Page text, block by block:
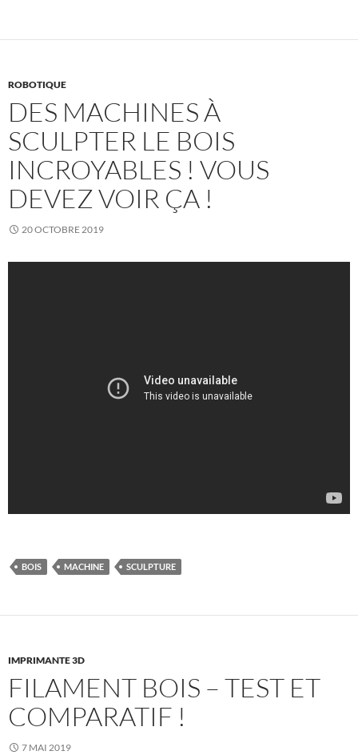
ROBOTIQUE
DES MACHINES À
SCULPTER LE BOIS
INCROYABLES ! VOUS
DEVEZ VOIR ÇA !
20 OCTOBRE 2019
BOIS MACHINE SCULPTURE
IMPRIMANTE 3D
FILAMENT BOIS – TEST ET
COMPARATIF !
7 MAI 2019